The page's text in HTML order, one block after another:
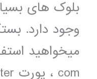
بلوک های
وجود دارد.
میخواهید